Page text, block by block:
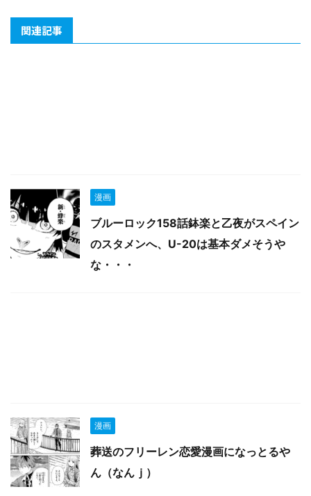
関連記事
漫画
ブルーロック158話鉢楽と乙夜がスペイン
のスタメンへ、U-20は基本ダメそうや
な・・・
漫画
葬送のフリーレン恋愛漫画になっとるや
ん（なんｊ）